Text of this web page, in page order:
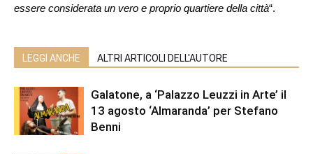
essere considerata un vero e proprio quartiere della città“.
LEGGI ANCHE ALTRI ARTICOLI DELL'AUTORE
Galatone, a ‘Palazzo Leuzzi in Arte’ il
13 agosto ‘Almaranda’ per Stefano
Benni